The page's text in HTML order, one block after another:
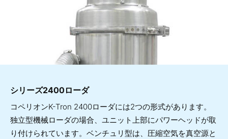
シリーズ2400ローダ
コペリオンK-Tron 2400ローダには2つの形式があります。
独立型機械ローダの場合、ユニット上部にパワーヘッドが取
り付けられています。ベンチュリ型は、圧縮空気を真空源と